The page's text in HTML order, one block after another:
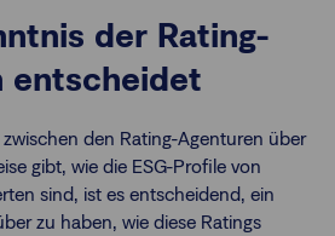
der Rating-
entscheidet
den Rating-Agenturen über
gibt, wie die ESG-Profile von
sind, ist es entscheidend, ein
zu haben, wie diese Ratings